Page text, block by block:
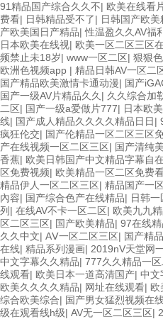
91精品国产综合久久不| 欧美在线看
费看| 日韩精品受不了| 日韩国产欧
产欧美国日产精品|性温盈久久AV福利
日本欧美在线视| 欧美一区二区三区
频禁止未18岁| www一区二区| 狠狠
欧洲色视频app | 精品日韩AV一区二
国产精品欧美激情卡通动漫| 国产
国产一级AV片精品久久 | 久久综合加
二区| 国产一级a爱做片777| 日本欧
线| 国产成人精品久久久久精品日日|
疯狂伦交| 国产伦精品一区二区三区
产在线视频一区二区三区| 国产清纯
香蕉| 欧美日韩国产中文精品字幕自
区免费视频| 欧美精品一区二区免费
精品伊人一区二区三区| 精品国产一
內容| 国产综合色产在线精品| 日韩一
列 | 在线AV不卡一区二区| 欧美九九
区二区三区| 国产欧美精品| 97在线
久久中文| AⅤ一区二区三区| 国产精
在线| 精品系列漫画| 2019nV天堂网
中文字幕久久精品| 777久久精品一
线观看| 欧美日本一道高清国产| 中文
欧美久久久久精品| 网址在线观看| 欧
综合欧美综合| 国产男女猛烈视频在
级在观看线h级| AV无一区二区三区|